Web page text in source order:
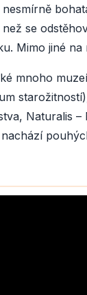
se
Mimo jiné
mnoho
Naturalis
nachází